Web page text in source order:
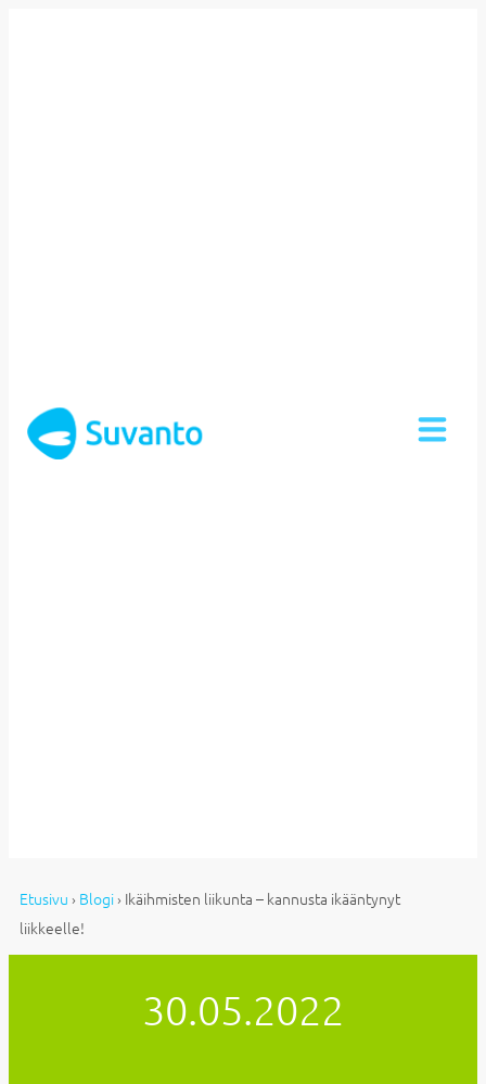
Etusivu › Blogi › Ikäihmisten liikunta – kannusta ikääntynyt
liikkeelle!
30.05.2022